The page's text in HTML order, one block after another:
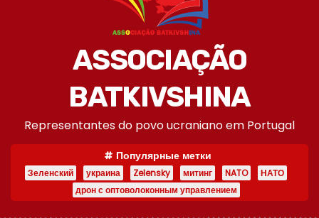
ASSOCIAÇÃO
BATKIVSHINA
Representantes do povo ucraniano em Portugal
Популярные метки
Зеленский украина Zelensky митинг NATO
НАТО
дрон с оптоволоконным управлением